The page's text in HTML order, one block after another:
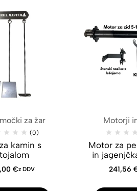
za žar
(0)
kamin s
€z DDV
Motorji
Motor za
in
241,56